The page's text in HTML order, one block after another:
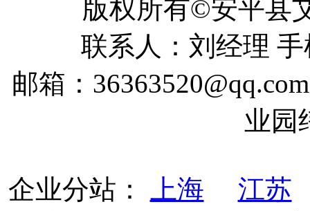
版权所有©安平
联系人：刘经理 手
邮箱：
业园
企业分站： 上海
江苏